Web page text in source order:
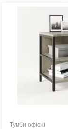
Тумби офісні